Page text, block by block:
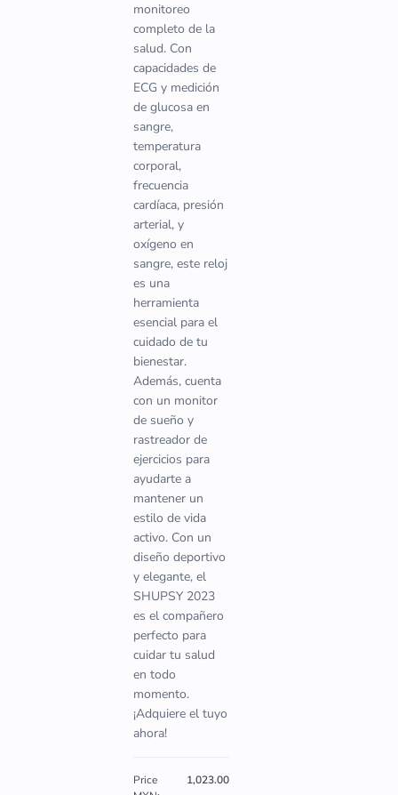
monitoreo
completo de la
salud. Con
capacidades de
ECG y medición
de glucosa en
sangre,
temperatura
corporal,
frecuencia
cardíaca, presión
arterial, y
oxígeno en
sangre, este reloj
es una
herramienta
esencial para el
cuidado de tu
bienestar.
Además, cuenta
con un monitor
de sueño y
rastreador de
ejercicios para
ayudarte a
mantener un
estilo de vida
activo. Con un
diseño deportivo
y elegante, el
SHUPSY 2023
es el compañero
perfecto para
cuidar tu salud
en todo
momento.
¡Adquiere el tuyo
ahora!
Price
1,023.00